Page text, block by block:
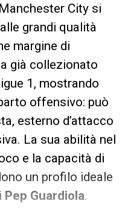
City si
grandi qualità
margine di
già collezionato
1, mostrando
offensivo: può
esterno d’attacco
La sua abilità nel
e la capacità di
un profilo ideale
Pep Guardiola.